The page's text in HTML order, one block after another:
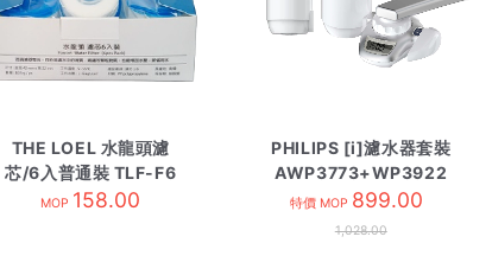
THE LOEL 水龍頭濾
芯/6入普通裝 TLF-F6
MOP 158.00
PHILIPS [i]濾水器套裝
AWP3773+WP3922
特價 MOP 899.00
1,028.00